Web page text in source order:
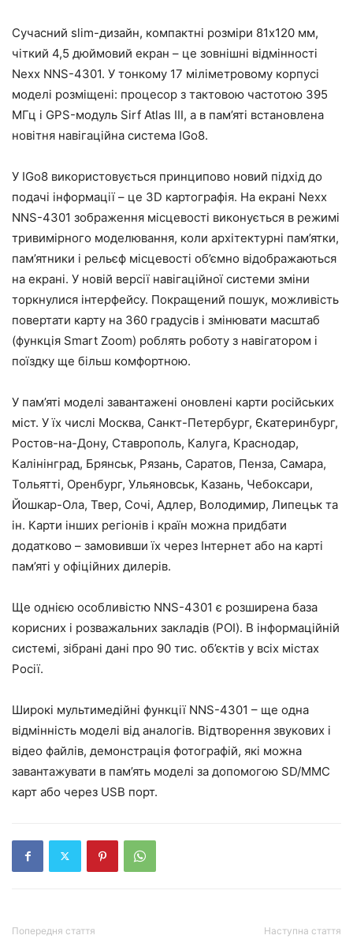
Сучасний slim-дизайн, компактні розміри 81х120 мм,
чіткий 4,5 дюймовий екран – це зовнішні відмінності
Nexx NNS-4301. У тонкому 17 міліметровому корпусі
моделі розміщені: процесор з тактовою частотою 395
МГц і GPS-модуль Sirf Atlas III, а в пам’яті встановлена
новітня навігаційна система IGo8.
У IGo8 використовується принципово новий підхід до
подачі інформації – це 3D картографія. На екрані Nexx
NNS-4301 зображення місцевості виконується в режимі
тривимірного моделювання, коли архітектурні пам’ятки,
пам’ятники і рельєф місцевості об’ємно відображаються
на екрані. У новій версії навігаційної системи зміни
торкнулися інтерфейсу. Покращений пошук, можливість
повертати карту на 360 градусів і змінювати масштаб
(функція Smart Zoom) роблять роботу з навігатором і
поїздку ще більш комфортною.
У пам’яті моделі завантажені оновлені карти російських
міст. У їх числі Москва, Санкт-Петербург, Єкатеринбург,
Ростов-на-Дону, Ставрополь, Калуга, Краснодар,
Калінінград, Брянськ, Рязань, Саратов, Пенза, Самара,
Тольятті, Оренбург, Ульяновськ, Казань, Чебоксари,
Йошкар-Ола, Твер, Сочі, Адлер, Володимир, Липецьк та
ін. Карти інших регіонів і країн можна придбати
додатково – замовивши їх через Інтернет або на карті
пам’яті у офіційних дилерів.
Ще однією особливістю NNS-4301 є розширена база
корисних і розважальних закладів (POI). В інформаційній
системі, зібрані дані про 90 тис. об’єктів у всіх містах
Росії.
Широкі мультимедійні функції NNS-4301 – ще одна
відмінність моделі від аналогів. Відтворення звукових і
відео файлів, демонстрація фотографій, які можна
завантажувати в пам’ять моделі за допомогою SD/MMC
карт або через USB порт.
Попередня стаття Наступна стаття